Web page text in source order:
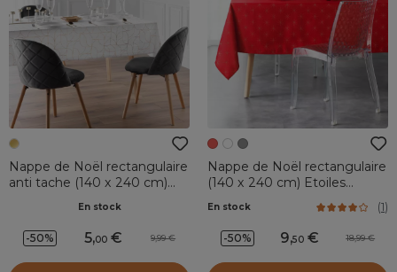
Nappe de Noël rectangulaire
anti tache (140 x 240 cm)
En stock
-50% 5,00 9,99
Nappe de Noël rectangulaire
(140 x 240 cm) Etoiles
En stock (1)
-50% 9,50 18,99